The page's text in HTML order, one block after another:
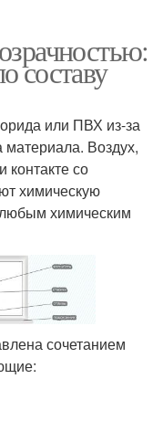
составу
или ПВХ из-за
материала. Воздух,
со
химическую
химическим
сочетанием